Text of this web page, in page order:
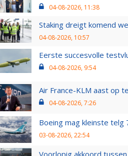
04-08-2026, 11:38
Staking dreigt komend
04-08-2026, 10:57
Eerste succesvolle
04-08-2026, 9:54
Air France-KLM aast op
04-08-2026, 7:26
Boeing mag kleinste telg
03-08-2026, 22:54
Voorlopig akkoord